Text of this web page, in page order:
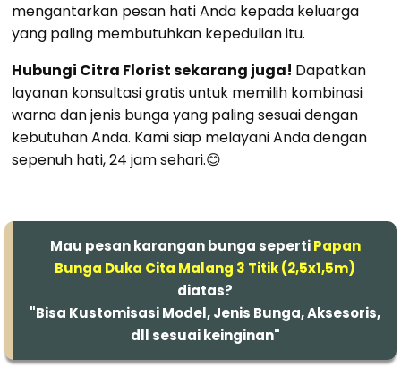
mengantarkan pesan hati Anda kepada keluarga
yang paling membutuhkan kepedulian itu.
Hubungi Citra Florist sekarang juga! Dapatkan
layanan konsultasi gratis untuk memilih kombinasi
warna dan jenis bunga yang paling sesuai dengan
kebutuhan Anda. Kami siap melayani Anda dengan
sepenuh hati, 24 jam sehari.😊
Mau pesan karangan bunga sepertiPapan
Bunga Duka Cita Malang 3 Titik (2,5x1,5m)
diatas?
"Bisa Kustomisasi Model, Jenis Bunga, Aksesoris,
dll sesuai keinginan"